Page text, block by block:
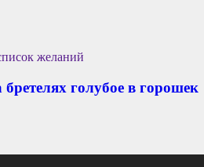
желаний
голубое в горошек